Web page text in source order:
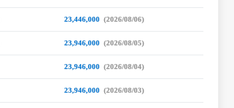
23,446,000 (2026/08/06)
23,946,000 (2026/08/05)
23,946,000 (2026/08/04)
23,946,000 (2026/08/03)